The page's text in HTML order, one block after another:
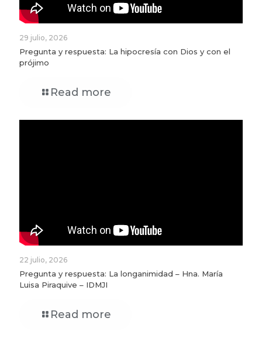
29 julio, 2026
Pregunta y respuesta: La hipocresía con Dios y con el
prójimo
Read more
22 julio, 2026
Pregunta y respuesta: La longanimidad – Hna. María
Luisa Piraquive – IDMJI
Read more